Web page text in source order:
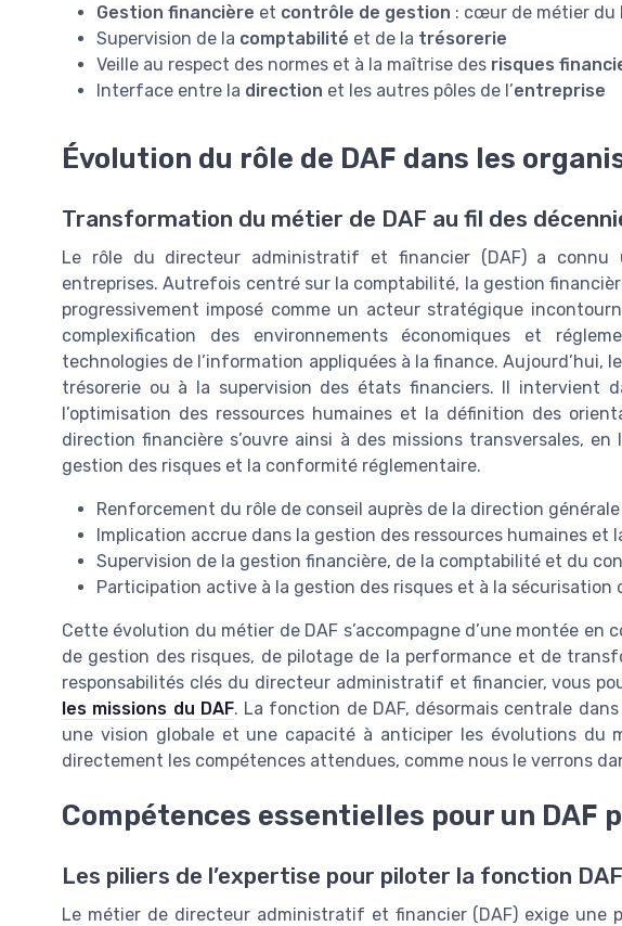
Gestion financière et contrôle de gestion : cœur de métier du
Supervision de la comptabilité et de la trésorerie
Veille au respect des normes et à la maîtrise des risques
Interface entre la direction et les autres pôles de l’entreprise
Évolution du rôle de DAF dans les
Transformation du métier de DAF au fil des
Le rôle du directeur administratif et financier (DAF) a
entreprises. Autrefois centré sur la comptabilité, la gestion
progressivement imposé comme un acteur stratégique
complexification des environnements économiques et
technologies de l’information appliquées à la finance. Aujourd’hui,
trésorerie ou à la supervision des états financiers. Il intervient
l’optimisation des ressources humaines et la définition des
direction financière s’ouvre ainsi à des missions transversales,
gestion des risques et la conformité réglementaire.
Renforcement du rôle de conseil auprès de la direction générale
Implication accrue dans la gestion des ressources humaines et
Supervision de la gestion financière, de la comptabilité et du
Participation active à la gestion des risques et à la sécurisation
Cette évolution du métier de DAF s’accompagne d’une montée
de gestion des risques, de pilotage de la performance et de
responsabilités clés du directeur administratif et financier, vous
les missions du DAF. La fonction de DAF, désormais centrale
une vision globale et une capacité à anticiper les évolutions du
directement les compétences attendues, comme nous le verrons
Compétences essentielles pour un DAF
Les piliers de l’expertise pour piloter la fonction DAF
Le métier de directeur administratif et financier (DAF) exige une